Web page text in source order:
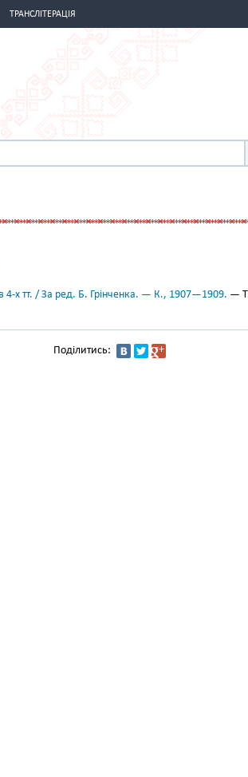
ТРАНСЛІТЕРАЦІЯ
4-х тт. / За ред. Б. Грінченка. — К., 1907—1909. —
Поділитись: